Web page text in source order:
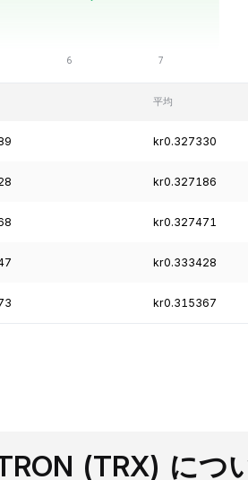
平均
kr0.327330
kr0.327186
kr0.327471
kr0.333428
kr0.315367
(TRX) につ